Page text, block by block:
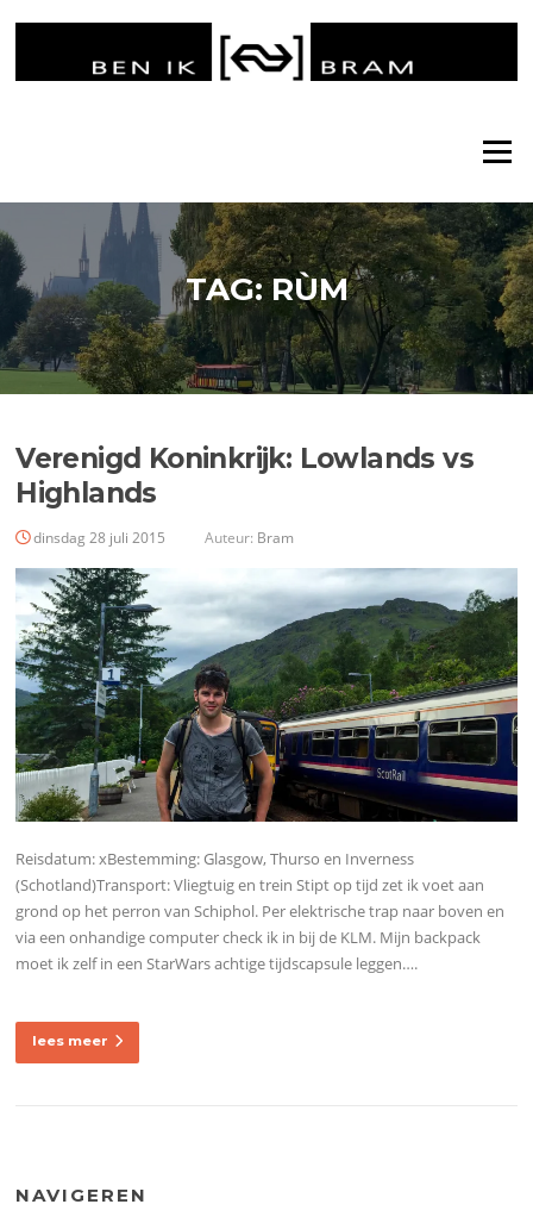
Menu
TAG:RÙM
Verenigd Koninkrijk: Lowlands vs
Highlands
dinsdag 28 juli 2015 Auteur: Bram
Reisdatum: xBestemming: Glasgow, Thurso en Inverness
(Schotland)Transport: Vliegtuig en trein Stipt op tijd zet ik voet aan
grond op het perron van Schiphol. Per elektrische trap naar boven en
via een onhandige computer check ik in bij de KLM. Mijn backpack
moet ik zelf in een StarWars achtige tijdscapsule leggen….
lees meer
NAVIGEREN